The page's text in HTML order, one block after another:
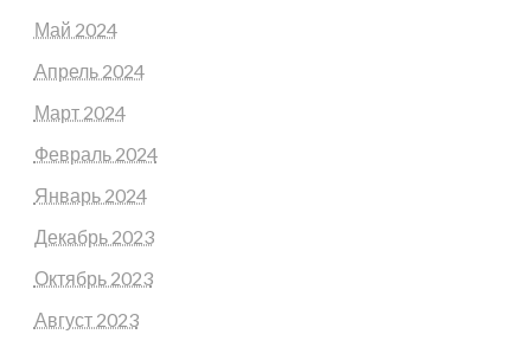
Май 2024
Апрель 2024
Март 2024
Февраль 2024
Январь 2024
Декабрь 2023
Октябрь 2023
Август 2023